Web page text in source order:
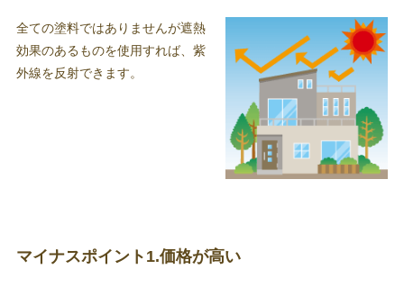
全ての塗料ではありませんが遮熱
効果のあるものを使用すれば、紫
外線を反射できます。
マイナスポイント1.価格が高い